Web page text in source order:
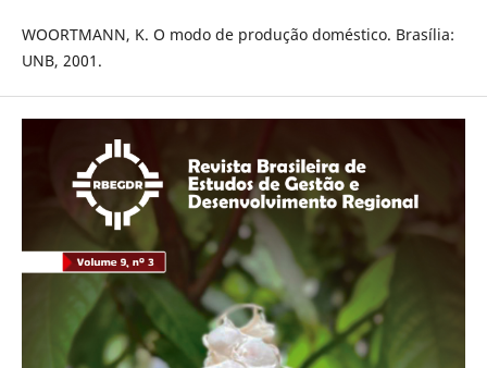
WOORTMANN, K. O modo de produção doméstico. Brasília:
UNB, 2001.